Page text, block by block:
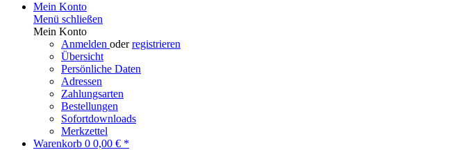
Mein Konto
Menü schließen
Mein Konto
Anmelden oderregistrieren
Übersicht
Persönliche Daten
Adressen
Zahlungsarten
Bestellungen
Sofortdownloads
Merkzettel
Warenkorb 0 0,00 € *